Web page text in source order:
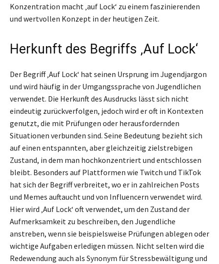
Konzentration macht ‚auf Lock‘ zu einem faszinierenden
und wertvollen Konzept in der heutigen Zeit.
Herkunft des Begriffs ‚Auf Lock‘
Der Begriff ‚Auf Lock‘ hat seinen Ursprung im Jugendjargon
und wird häufig in der Umgangssprache von Jugendlichen
verwendet. Die Herkunft des Ausdrucks lässt sich nicht
eindeutig zurückverfolgen, jedoch wird er oft in Kontexten
genutzt, die mit Prüfungen oder herausfordernden
Situationen verbunden sind. Seine Bedeutung bezieht sich
auf einen entspannten, aber gleichzeitig zielstrebigen
Zustand, in dem man hochkonzentriert und entschlossen
bleibt. Besonders auf Plattformen wie Twitch und TikTok
hat sich der Begriff verbreitet, wo er in zahlreichen Posts
und Memes auftaucht und von Influencern verwendet wird.
Hier wird ‚Auf Lock‘ oft verwendet, um den Zustand der
Aufmerksamkeit zu beschreiben, den Jugendliche
anstreben, wenn sie beispielsweise Prüfungen ablegen oder
wichtige Aufgaben erledigen müssen. Nicht selten wird die
Redewendung auch als Synonym für Stressbewältigung und